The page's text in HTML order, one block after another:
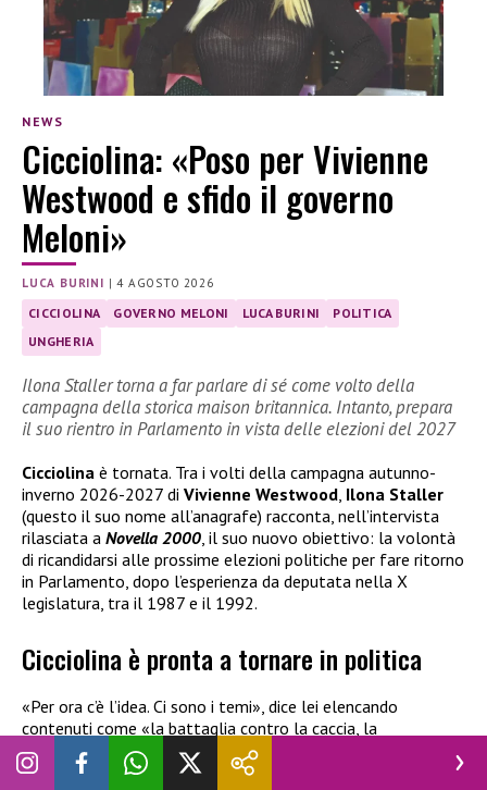
NEWS
Cicciolina: «Poso per Vivienne
Westwood e sfido il governo
Meloni»
LUCA BURINI |4 AGOSTO 2026
CICCIOLINA GOVERNO MELONI LUCA BURINI
POLITICA
UNGHERIA
Ilona Staller torna a far parlare di sé come volto della
campagna della storica maison britannica. Intanto, prepara
il suo rientro in Parlamento in vista delle elezioni del 2027
Cicciolina è tornata. Tra i volti della campagna autunno-
inverno 2026-2027 di Vivienne Westwood, Ilona Staller
(questo il suo nome all’anagrafe) racconta, nell’intervista
rilasciata a Novella 2000, il suo nuovo obiettivo: la volontà
di ricandidarsi alle prossime elezioni politiche per fare ritorno
in Parlamento, dopo l’esperienza da deputata nella X
legislatura, tra il 1987 e il 1992.
Cicciolina è pronta a tornare in politica
«Per ora c’è l’idea. Ci sono i temi», dice lei elencando
contenuti come «la battaglia contro la caccia, la
sperimentazione sugli animali, la sanità che ormai è per
pochi, il diritto allo sciopero, la giustizia». Nel corso della